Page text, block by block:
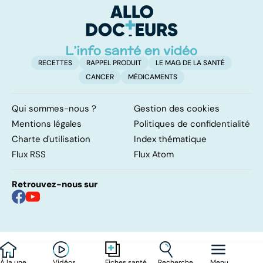
peau qui gratte !
RECETTES RAPPEL PRODUIT
LE MAG DE LA SANTÉ
CANCER
MÉDICAMENTS
Qui sommes-nous ?
Gestion des cookies
Mentions légales
Politiques de confidentialité
Charte d'utilisation
Index thématique
Flux RSS
Flux Atom
Retrouvez-nous sur